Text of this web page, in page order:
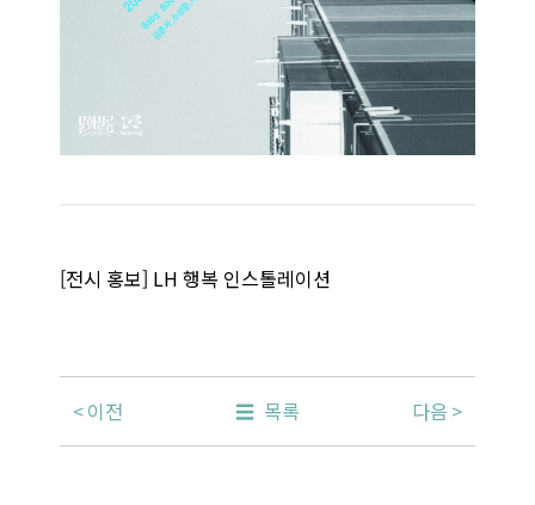
[전시 홍보] LH 행복 인스톨레이션
이전 목록 다음